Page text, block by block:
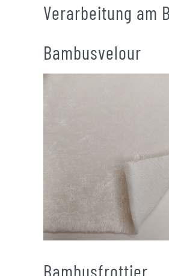
Verarbeitung am
Bambusvelour
Bambusfrottier